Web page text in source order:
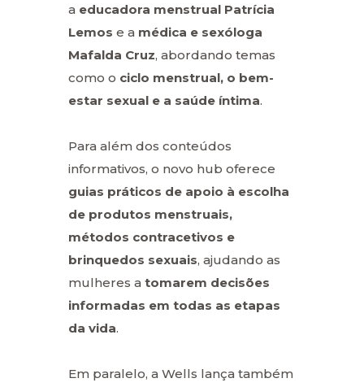
a educadora menstrual Patrícia
Lemos e a médica e sexóloga
Mafalda Cruz, abordando temas
como o ciclo menstrual, o bem-
estar sexual e a saúde íntima.
Para além dos conteúdos
informativos, o novo hub oferece
guias práticos de apoio à escolha
de produtos menstruais,
métodos contracetivos e
brinquedos sexuais, ajudando as
mulheres a tomarem decisões
informadas em todas as etapas
da vida.
Em paralelo, a Wells lança também